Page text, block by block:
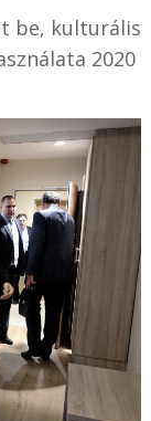
be, kulturális
2020